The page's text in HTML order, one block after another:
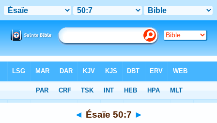
Chapitre 50> Verset 7
◄ Ésaïe 50:7 ►